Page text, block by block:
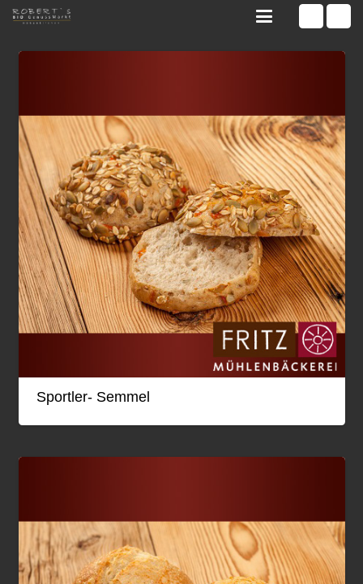
Sportler- Semmel